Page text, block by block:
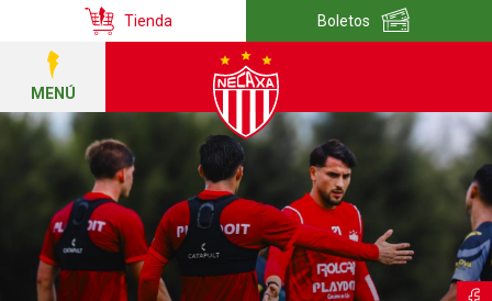
Tienda Boletos
MENÚ